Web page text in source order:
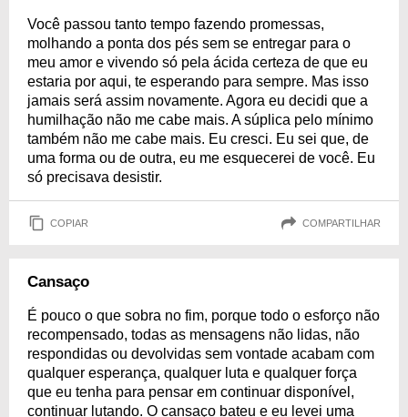
Você passou tanto tempo fazendo promessas,
molhando a ponta dos pés sem se entregar para o
meu amor e vivendo só pela ácida certeza de que eu
estaria por aqui, te esperando para sempre. Mas isso
jamais será assim novamente. Agora eu decidi que a
humilhação não me cabe mais. A súplica pelo mínimo
também não me cabe mais. Eu cresci. Eu sei que, de
uma forma ou de outra, eu me esquecerei de você. Eu
só precisava desistir.
COPIAR COMPARTILHAR
Cansaço
É pouco o que sobra no fim, porque todo o esforço não
recompensado, todas as mensagens não lidas, não
respondidas ou devolvidas sem vontade acabam com
qualquer esperança, qualquer luta e qualquer força
que eu tenha para pensar em continuar disponível,
continuar lutando. O cansaço bateu e eu levei uma